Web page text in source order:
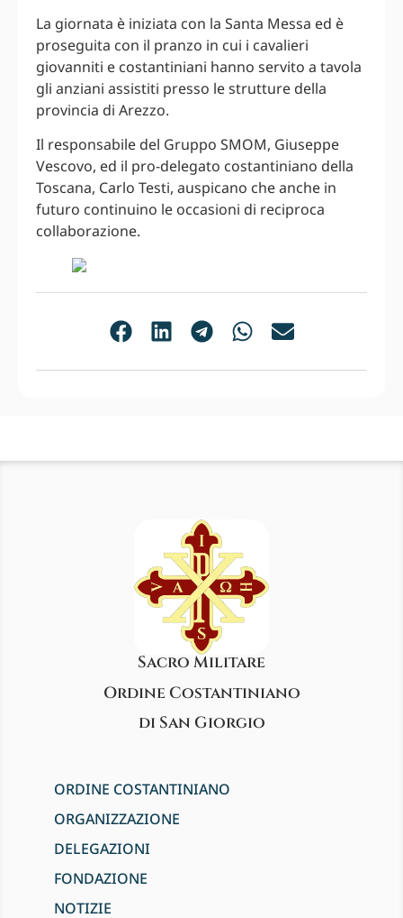
La giornata è iniziata con la Santa Messa ed è
proseguita con il pranzo in cui i cavalieri
giovanniti e costantiniani hanno servito a tavola
gli anziani assistiti presso le strutture della
provincia di Arezzo.
Il responsabile del Gruppo SMOM, Giuseppe
Vescovo, ed il pro-delegato costantiniano della
Toscana, Carlo Testi, auspicano che anche in
futuro continuino le occasioni di reciproca
collaborazione.
Sacro Militare
Ordine Costantiniano
di San Giorgio
ORDINE COSTANTINIANO
ORGANIZZAZIONE
DELEGAZIONI
FONDAZIONE
NOTIZIE